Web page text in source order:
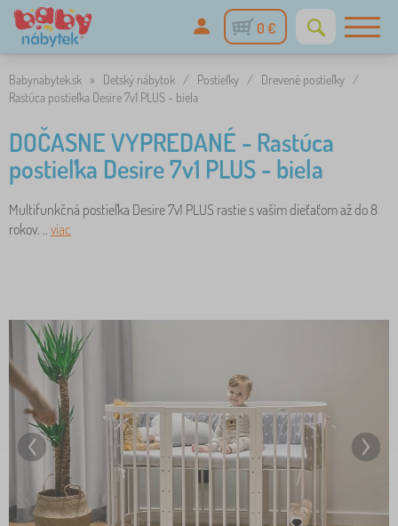
0 €
Babynabytek.sk » Detský nábytok / Postieľky / Drevené postieľky /
Rastúca postieľka Desire 7v1 PLUS - biela
DOČASNE VYPREDANÉ - Rastúca
postieľka Desire 7v1 PLUS - biela
Multifunkčná postieľka Desire 7v1 PLUS rastie s vaším dieťaťom až do 8
rokov. .. viac